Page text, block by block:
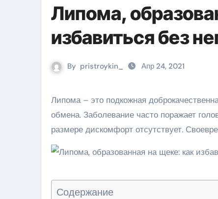
Липома,
избавиться без
By pristroykin_ Апр 24, 2021
Липома – это подкожная доброкачественная опухоль, сформированная по причине нарушения липидного
обмена. Заболевание часто поражает
размере дискомфорт отсутствует.
Содержание